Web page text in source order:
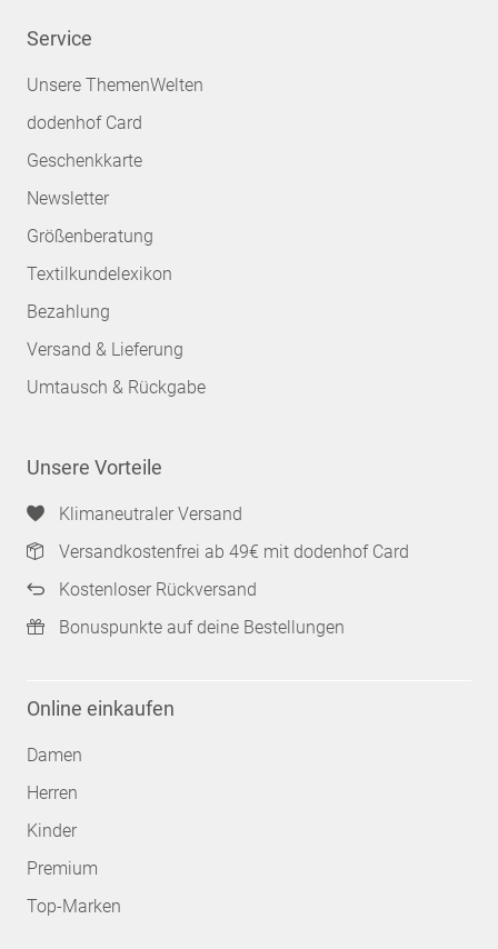
Service
Unsere ThemenWelten
dodenhof Card
Geschenkkarte
Newsletter
Größenberatung
Textilkundelexikon
Bezahlung
Versand & Lieferung
Umtausch & Rückgabe
Unsere Vorteile
Klimaneutraler Versand
Versandkostenfrei ab 49€ mit dodenhof Card
Kostenloser Rückversand
Bonuspunkte auf deine Bestellungen
Online einkaufen
Damen
Herren
Kinder
Premium
Top-Marken